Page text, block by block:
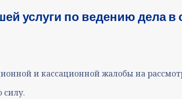
услуги по ведению дела в
и кассационной жалобы на
силу.